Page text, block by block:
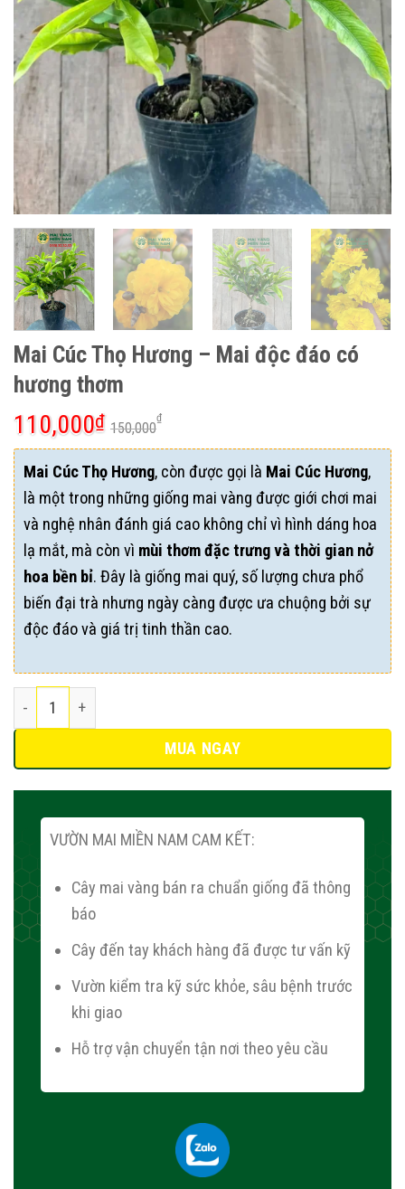
Mai Cúc Thọ Hương – Mai độc đáo có
hương thơm
110,000₫ 150,000
₫
Mai Cúc Thọ Hương, còn được gọi là Mai Cúc Hương,
là một trong những giống mai vàng được giới chơi mai
và nghệ nhân đánh giá cao không chỉ vì hình dáng hoa
lạ mắt, mà còn vì mùi thơm đặc trưng và thời gian nở
hoa bền bỉ. Đây là giống mai quý, số lượng chưa phổ
biến đại trà nhưng ngày càng được ưa chuộng bởi sự
độc đáo và giá trị tinh thần cao.
MAI CÚC THỌ HƯƠNG – MAI ĐỘC ĐÁO CÓ HƯƠNG THƠM SỐ
MUA NGAY
VƯỜN MAI MIỀN NAM CAM KẾT:
Cây mai vàng bán ra chuẩn giống đã thông
báo
Cây đến tay khách hàng đã được tư vấn kỹ
Vườn kiểm tra kỹ sức khỏe, sâu bệnh trước
khi giao
Hỗ trợ vận chuyển tận nơi theo yêu cầu